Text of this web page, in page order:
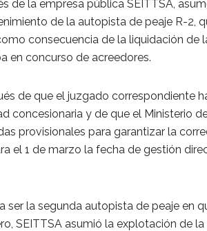
de la empresa pública SEITTSA,
de la autopista de peaje R-2,
consecuencia de la liquidación de
en concurso de acreedores.
de que el juzgado correspondiente
concesionaria y de que el Ministerio
provisionales para garantizar la
el 1 de marzo la fecha de gestión
ser la segunda autopista de peaje en
SEITTSA asumió la explotación de